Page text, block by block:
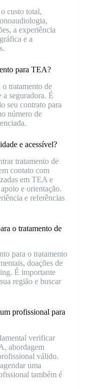
custo total,
a experiência
e a
para TEA?
tratamento de
seguradora. É
seu contrato para
número de
e acessível?
tratamento de
contato com
em TEA e
e orientação.
e referências
o tratamento de
para o tratamento
doações de
É importante
região e buscar
profissional para
verificar
abordagem
válido.
uma
também é